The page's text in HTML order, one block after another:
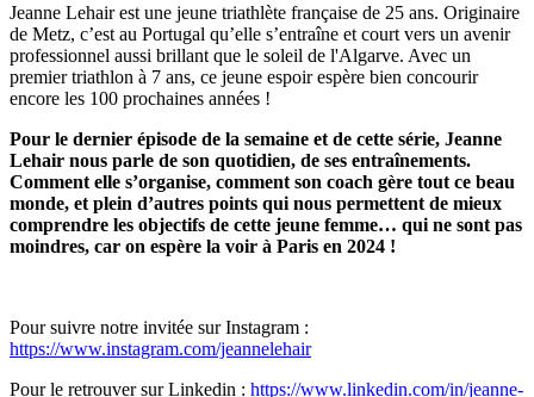
Jeanne Lehair est une jeune triathlète française de 25 ans. Originaire
de Metz, c’est au Portugal qu’elle s’entraîne et court vers un avenir
professionnel aussi brillant que le soleil de l'Algarve. Avec un
premier triathlon à 7 ans, ce jeune espoir espère bien concourir
encore les 100 prochaines années !
Pour le dernier épisode de la semaine et de cette série, Jeanne
Lehair nous parle de son quotidien, de ses entraînements.
Comment elle s’organise, comment son coach gère tout ce beau
monde, et plein d’autres points qui nous permettent de mieux
comprendre les objectifs de cette jeune femme… qui ne sont pas
moindres, car on espère la voir à Paris en 2024 !
Pour suivre notre invitée sur Instagram :
https://www.instagram.com/jeannelehair
Pour le retrouver sur Linkedin : https://www.linkedin.com/in/jeanne-